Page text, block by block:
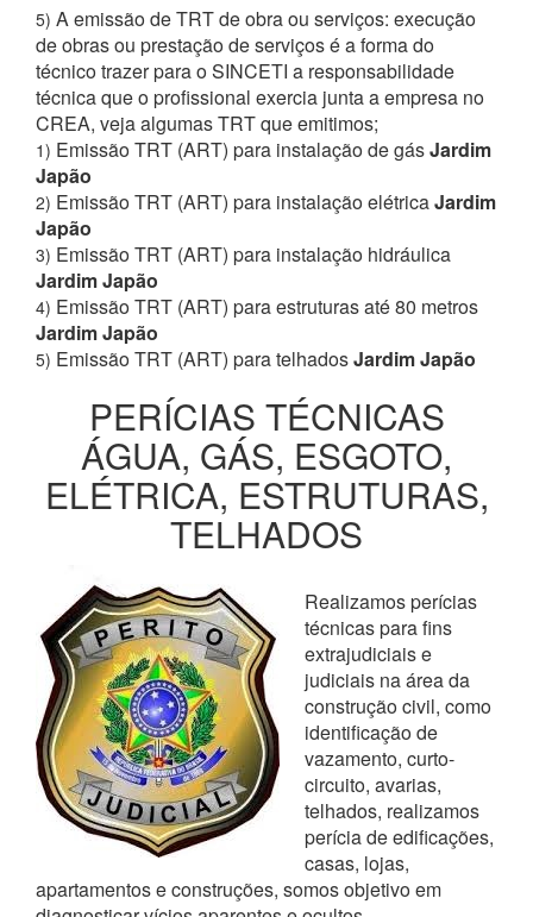
5) A emissão de TRT de obra ou serviços: execução
de obras ou prestação de serviços é a forma do
técnico trazer para o SINCETI a responsabilidade
técnica que o profissional exercia junta a empresa no
CREA, veja algumas TRT que emitimos;
1) Emissão TRT (ART) para instalação de gásJardim
Japão
2) Emissão TRT (ART) para instalação elétricaJardim
Japão
3) Emissão TRT (ART) para instalação hidráulica
Jardim Japão
4) Emissão TRT (ART) para estruturas até 80 metros
Jardim Japão
5) Emissão TRT (ART) para telhadosJardim Japão
PERÍCIAS TÉCNICAS
ÁGUA, GÁS, ESGOTO,
ELÉTRICA, ESTRUTURAS,
TELHADOS
Realizamos perícias
técnicas para fins
extrajudiciais e
judiciais na área da
construção civil, como
identificação de
vazamento, curto-
circuito, avarias,
telhados, realizamos
perícia de edificações,
casas, lojas,
apartamentos e construções, somos objetivo em